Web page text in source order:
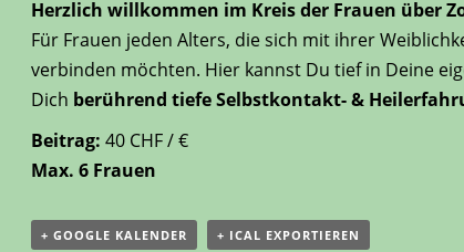
Herzlich willkommen im Kreis der Frauen über
Für Frauen jeden Alters, die sich mit ihrer
verbinden möchten. Hier kannst Du tief in Deine
Dich berührend tiefe Selbstkontakt- &
Beitrag: 40 CHF / €
Max. 6 Frauen
+ GOOGLE KALENDER + ICAL EXPORTIEREN